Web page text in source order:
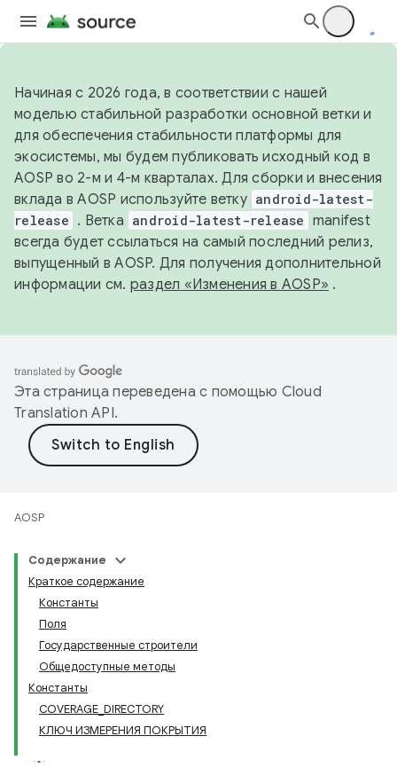
Начиная с 2026 года, в соответствии с нашей
моделью стабильной разработки основной ветки и
для обеспечения стабильности платформы для
экосистемы, мы будем публиковать исходный код в
AOSP во 2-м и 4-м кварталах. Для сборки и внесения
вклада в AOSP используйте ветку android-latest-
release . Ветка android-latest-release manifest
всегда будет ссылаться на самый последний релиз,
выпущенный в AOSP. Для получения дополнительной
информации см. раздел «Изменения в AOSP» .
Эта страница переведена с помощью Cloud
Translation API.
AOSP
Содержание
Краткое содержание
Константы
Поля
Государственные строители
Общедоступные методы
Константы
COVERAGE_DIRECTORY
КЛЮЧ ИЗМЕРЕНИЯ ПОКРЫТИЯ